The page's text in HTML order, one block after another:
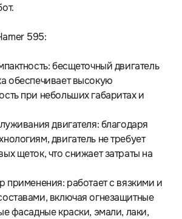
595:
бесщеточный двигатель
обеспечивает высокую
при небольших габаритах и
двигателя: благодаря
двигатель не требует
щеток, что снижает затраты на
применения: работает с вязкими и
включая огнезащитные
фасадные краски, эмали, лаки,